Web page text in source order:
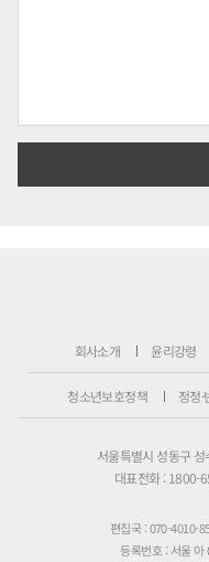
회사소개 윤리강령
청소년보호정책 정정
서울특별시 성동구
대표전화 : 1800-
편집국 : 070-4010-
등록번호 : 서울 아